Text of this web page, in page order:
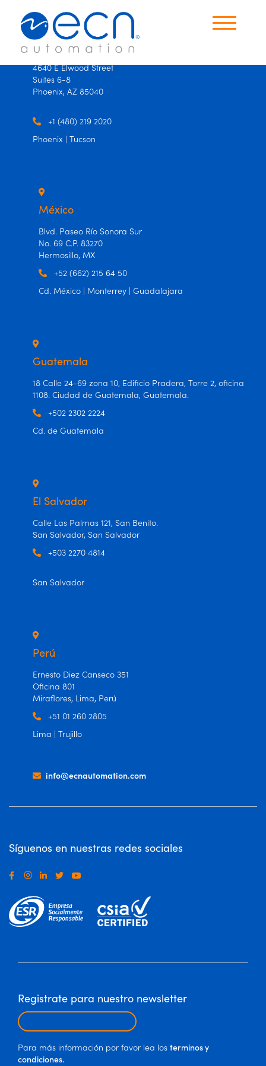
Productos
Oficinas
Contáctanos
USA
4640 E Elwood Street
Suites 6-8
Phoenix, AZ 85040
+1 (480) 219 2020
Phoenix | Tucson
México
Blvd. Paseo Río Sonora Sur
No. 69 C.P. 83270
Hermosillo, MX
+52 (662) 215 64 50
Cd. México | Monterrey | Guadalajara
Guatemala
18 Calle 24-69 zona 10, Edificio Pradera, Torre 2, oficina
1108. Ciudad de Guatemala, Guatemala.
+502 2302 2224
Cd. de Guatemala
El Salvador
Calle Las Palmas 121, San Benito.
San Salvador, San Salvador
+503 2270 4814
San Salvador
Perú
Ernesto Diez Canseco 351
Oficina 801
Miraflores, Lima, Perú
+51 01 260 2805
Lima | Trujillo
info@ecnautomation.com
Síguenos en nuestras redes sociales
.
Registrate para nuestro newsletter
Para más información por favor lea los terminos y
condiciones.